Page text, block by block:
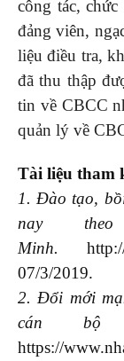
công tác,
đảng viên,
liệu điều tra,
đã thu thập
tin về CBCC
quản lý về
Tài liệu tham
1. Đào tạo,
nay
Minh.
07/3/2019.
2. Đổi mới
cán bộ
https://